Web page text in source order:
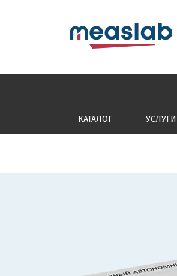
КАТАЛОГ УСЛУГИ